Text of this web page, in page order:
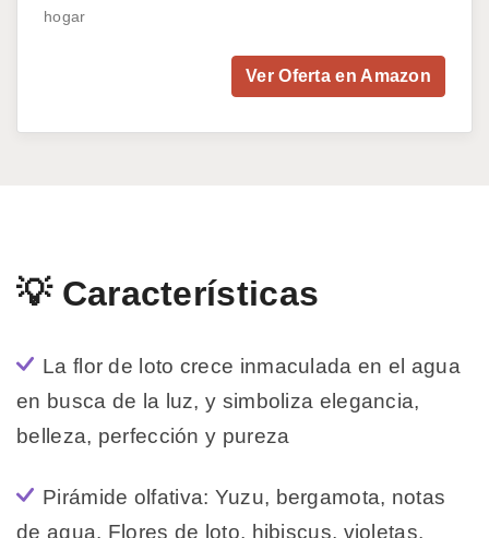
hogar
Ver Oferta en Amazon
💡 Características
La flor de loto crece inmaculada en el agua
en busca de la luz, y simboliza elegancia,
belleza, perfección y pureza
Pirámide olfativa: Yuzu, bergamota, notas
de agua. Flores de loto, hibiscus, violetas,